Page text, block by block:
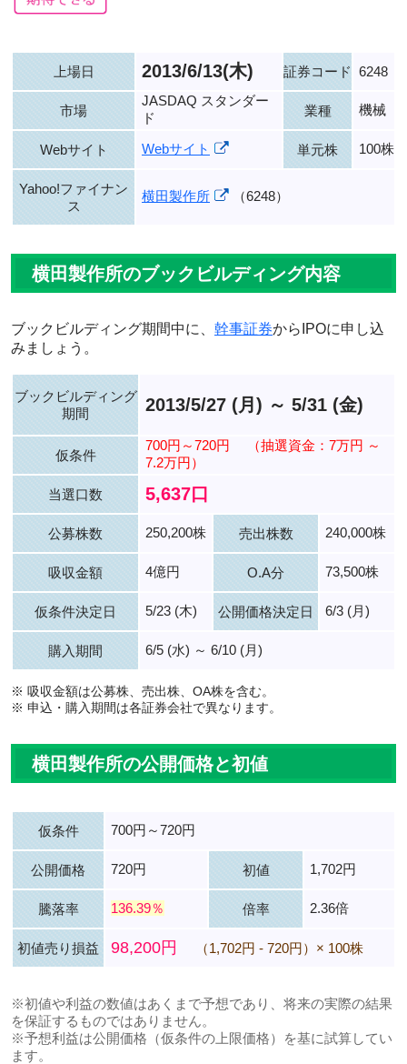
上場日 2013/6/13(木) 証券コード 6248
市場
JASDAQ スタンダー
ド
業種 機械
Webサイト Webサイト 単元株 100株
Yahoo!ファイナン
ス
横田製作所 （6248）
横田製作所のブックビルディング内容
ブックビルディング期間中に、 幹事証券からIPOに申し込
みましょう。
ブックビルディング
期間
2013/5/27 (月) ～ 5/31 (金)
仮条件
700円～720円
（抽選資金：7万円 ～
7.2万円）
当選口数 5,637口
公募株数 250,200株 売出株数 240,000株
吸収金額 4億円 O.A分 73,500株
仮条件決定日 5/23 (木) 公開価格決定日 6/3 (月)
購入期間 6/5 (水) ～ 6/10 (月)
※ 吸収金額は公募株、売出株、OA株を含む。
※ 申込・購入期間は各証券会社で異なります。
横田製作所の公開価格と初値
仮条件 700円～720円
公開価格 720円 初値 1,702円
騰落率 136.39％ 倍率 2.36倍
初値売り損益 98,200円 （1,702円 - 720円）× 100株
※初値や利益の数値はあくまで予想であり、将来の実際の結果
を保証するものではありません。
※予想利益は公開価格（仮条件の上限価格）を基に試算してい
ます。